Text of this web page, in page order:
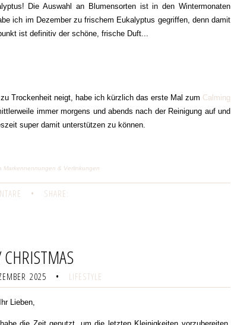
Die Auswahl an Blumensorten ist in den Wintermonaten
ich im Dezember zu frischem Eukalyptus gegriffen, denn damit
ist definitiv der schöne, frische Duft...
Trockenheit neigt, habe ich kürzlich das erste Mal zum Calming
immer morgens und abends nach der Reinigung auf und
super damit unterstützen zu können.
Markennennungen & Verlinkungen
• SHARE:
CHRISTMAS
2025 • LIFESTYLE
Ihr Lieben,